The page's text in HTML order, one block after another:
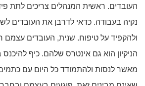
העובדים. ראשית המנהלים צריכים לתת
נקיה בעבודה. כדאי לדרבן את העובדים
ולהקפיד על טיפוח. שנית, העובדים עצמם
הניקיון הוא גם אינטרס שלהם. כיף
מאשר לנסות ולהתמודד כל היום עם